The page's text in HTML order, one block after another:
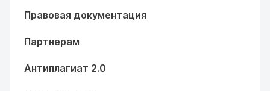
Правовая документация
Партнерам
Антиплагиат 2.0